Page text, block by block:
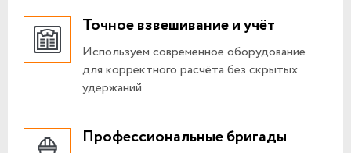
Точное взвешивание и учёт
Используем современное оборудование
для корректного расчёта без скрытых
удержаний.
Профессиональные бригады